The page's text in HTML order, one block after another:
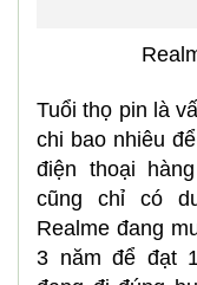
Tuổi thọ pin là
chi bao nhiêu
điện thoại
cũng chỉ có
Realme đang
3 năm để đạt